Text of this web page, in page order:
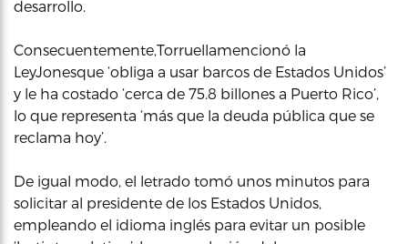
desarrollo.
Consecuentemente,Torruellamencionó la
LeyJonesque ‘obliga a usar barcos de Estados Unidos’
y le ha costado ‘cerca de 75.8 billones a Puerto Rico’,
lo que representa ‘más que la deuda pública que se
reclama hoy’.
De igual modo, el letrado tomó unos minutos para
solicitar al presidente de los Estados Unidos,
empleando el idioma inglés para evitar un posible